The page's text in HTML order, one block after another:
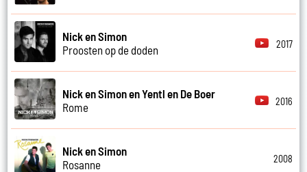
Nick en Simon
Proosten op de doden
2017
Nick en Simon en Yentl en De Boer
Rome
2016
Nick en Simon
Rosanne
2008